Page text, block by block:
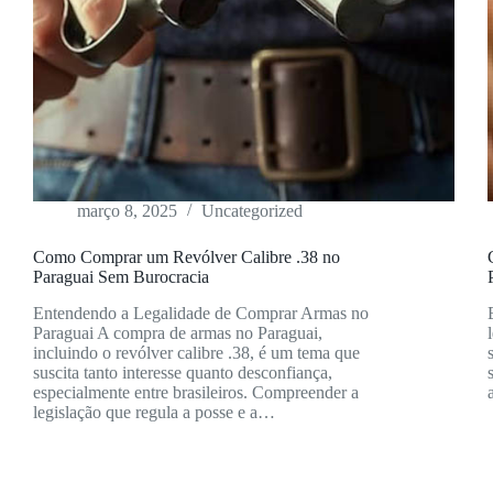
março 8, 2025 Uncategorized
Como Comprar um Revólver Calibre .38 no
Paraguai Sem Burocracia
Entendendo a Legalidade de Comprar Armas no
Paraguai A compra de armas no Paraguai,
incluindo o revólver calibre .38, é um tema que
suscita tanto interesse quanto desconfiança,
especialmente entre brasileiros. Compreender a
legislação que regula a posse e a…